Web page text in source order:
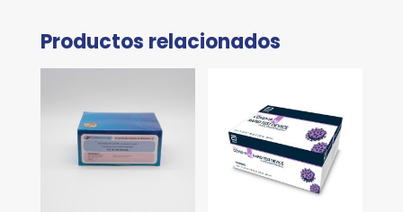
Productos relacionados